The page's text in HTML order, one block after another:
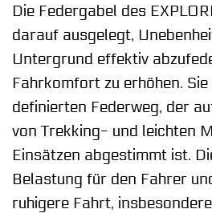
Die Federgabel des
darauf ausgelegt,
Untergrund effektiv
Fahrkomfort zu erhöhen.
definierten Federweg, der
von Trekking- und leichten
Einsätzen abgestimmt ist.
Belastung für den Fahrer
ruhigere Fahrt,